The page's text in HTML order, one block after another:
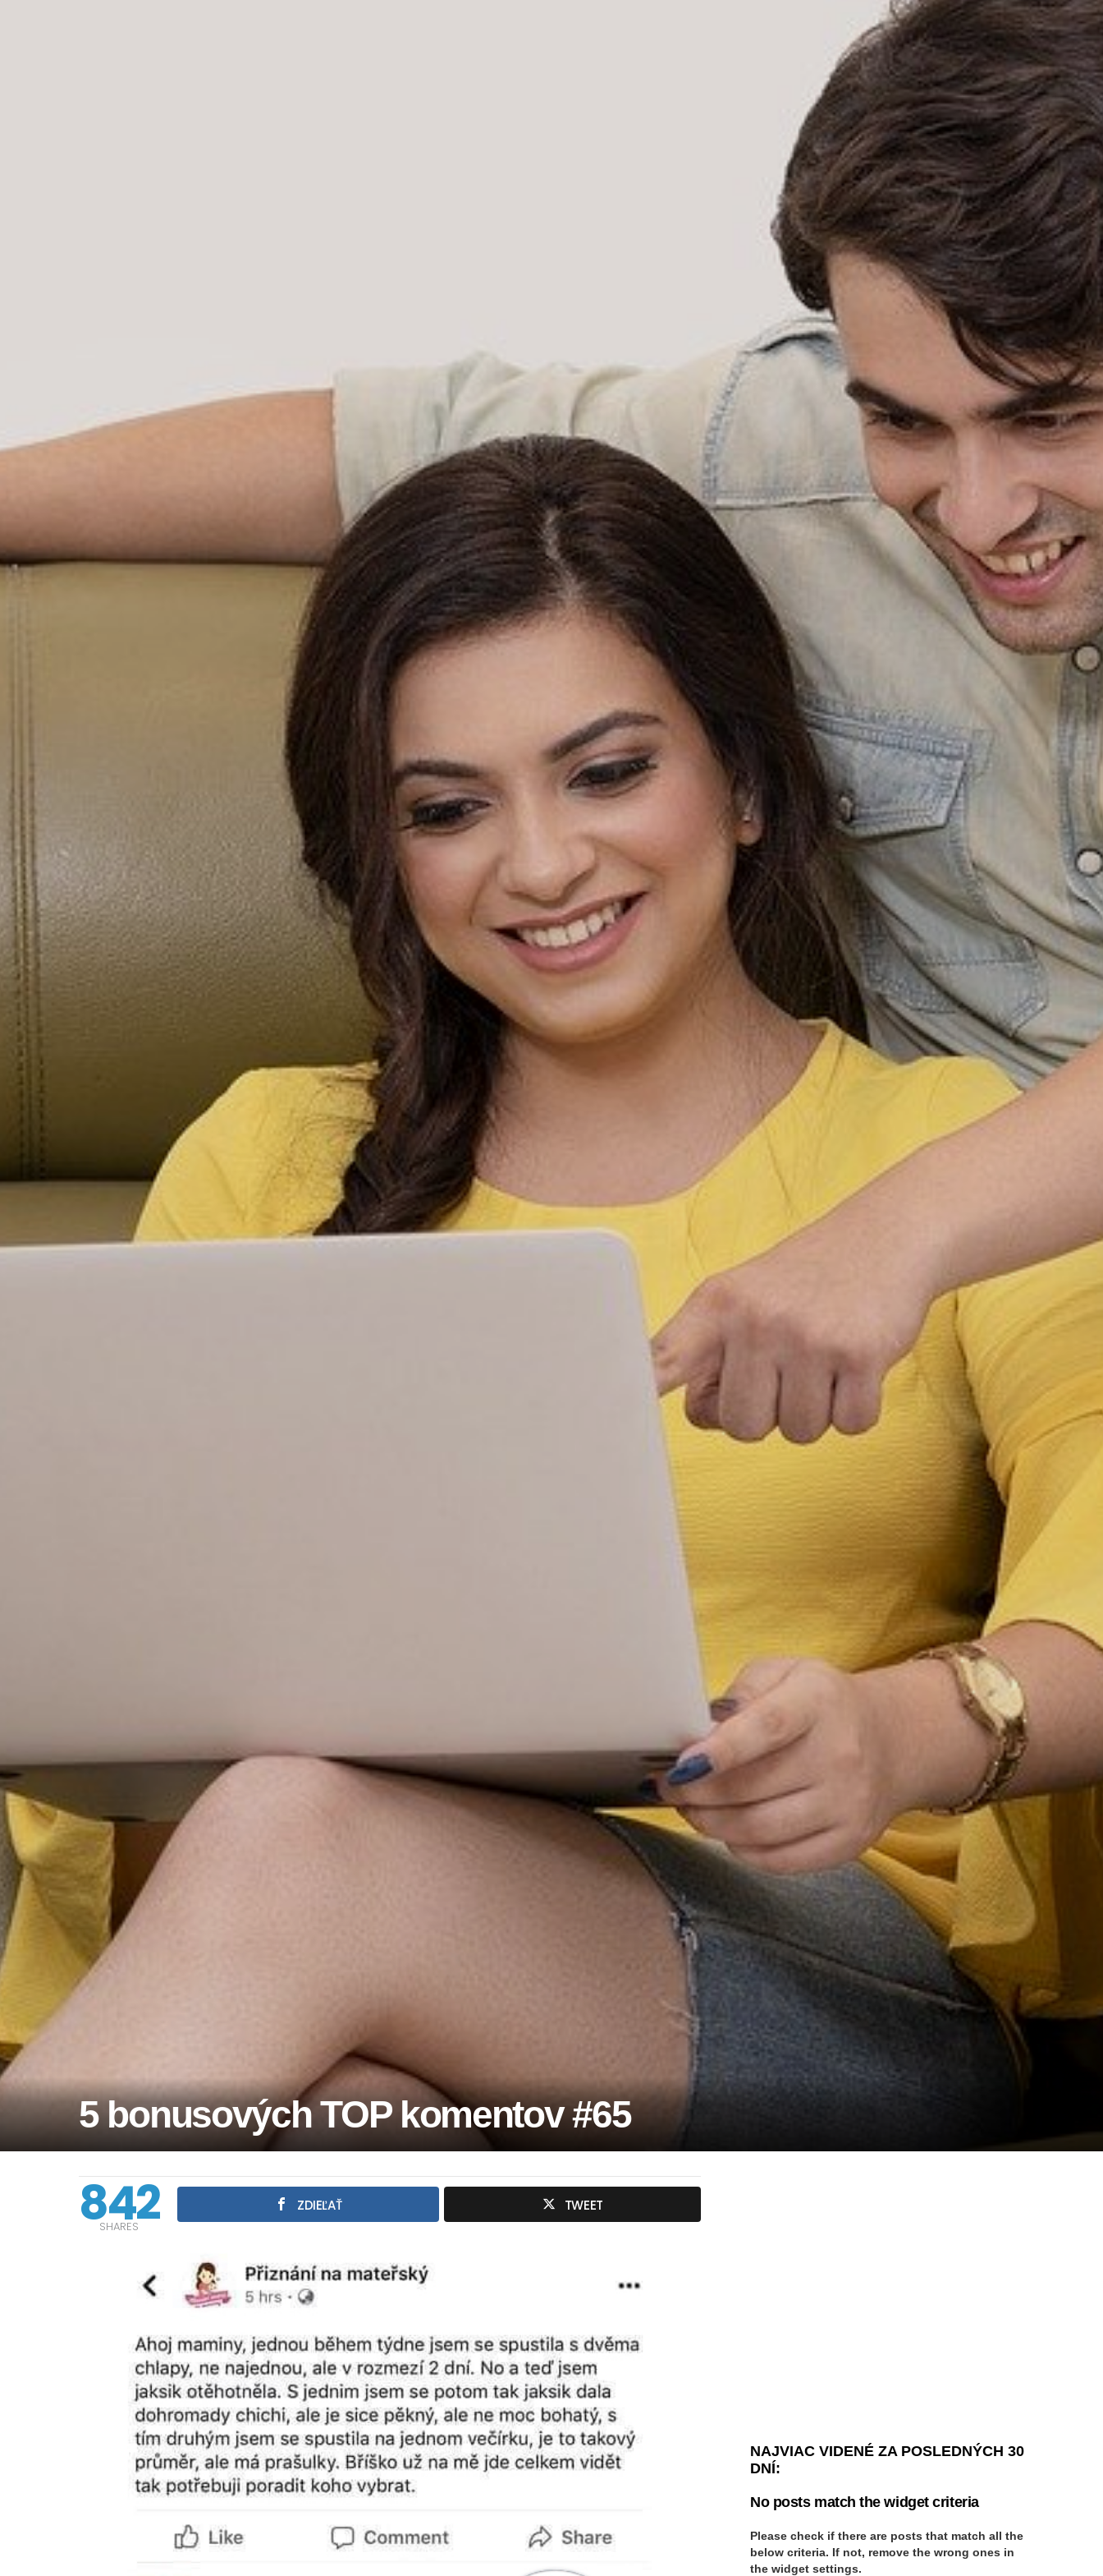
5 bonusových TOP komentov #65
842
SHARES
ZDIEĽAŤ TWEET
NAJVIAC VIDENÉ ZA POSLEDNÝCH 30
DNÍ:
No posts match the widget criteria
Please check if there are posts that match all the
below criteria. If not, remove the wrong ones in
the widget settings.